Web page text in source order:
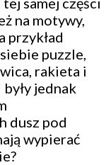
na motywy,
przykład
puzzle,
rakieta i
jednak
dusz pod
wypierać